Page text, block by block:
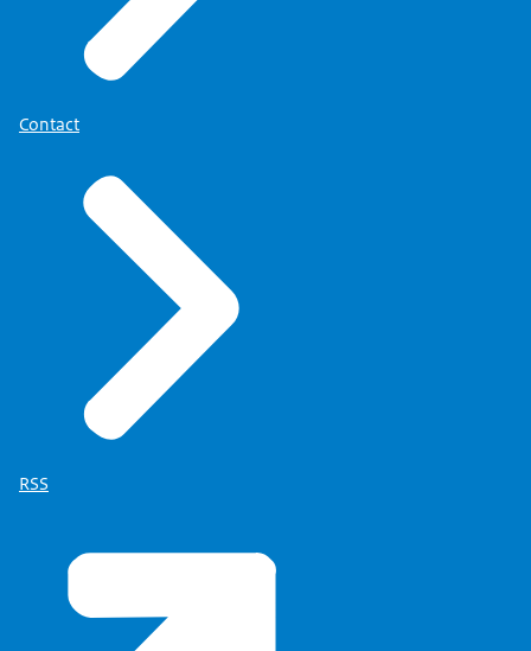
achtenom de kennis omhoog te schroeven.
Ik werk nu vier jaar bij het Rijksvastgoedbedrijf.
gebouwen in beheer houdt.
Dus je bouwt voor jezelf.
Je moet langer met een gebouw meegaan dus je
denkt ook na over welke materialen je gebruikt.
Welke constructie ga ik maken? Hoe is het
onderhoud straks?
Dat daar ook rekening mee gehouden wordt.
Dat is veel dieper en daar ga je meer op de materie
in.
Je krijgt vertrouwen van de werkgever.
Ons team is heel hecht en gezellig. Een leuke club.
Contact
RSS